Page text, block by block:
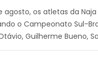
agosto, os atletas da
o Campeonato Sul-
Guilherme Bueno,